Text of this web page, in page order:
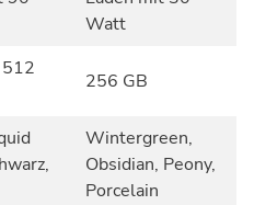
Watt
256 GB
Wintergreen,
Obsidian, Peony,
Porcelain